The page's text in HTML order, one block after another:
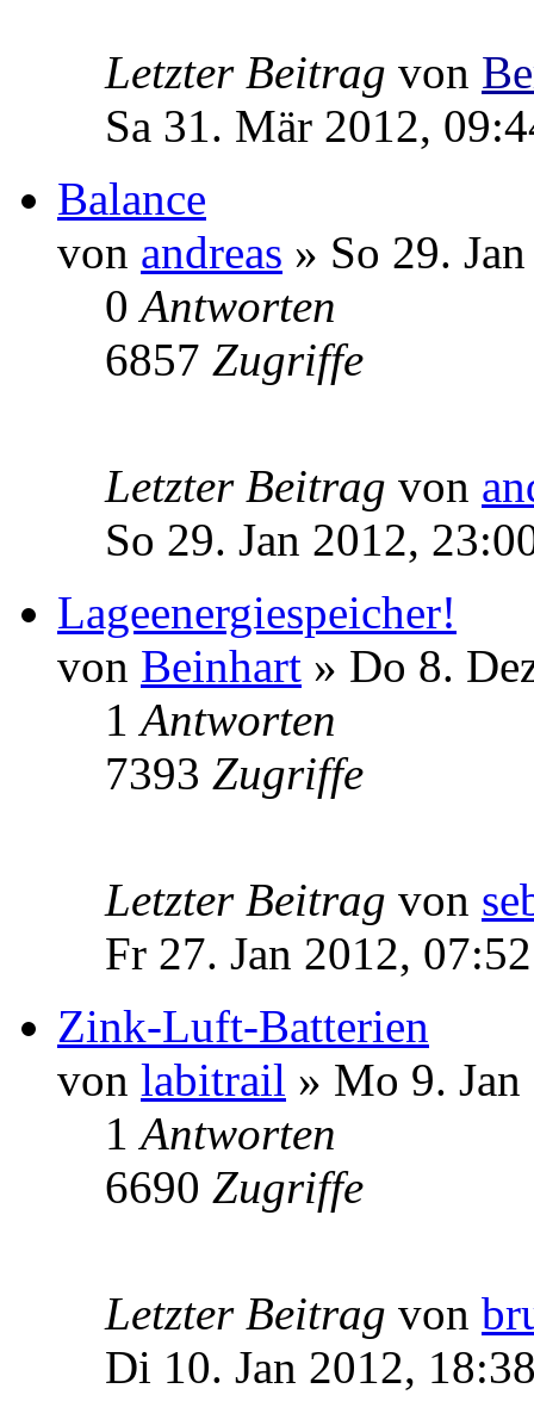
Letzter Beitrag von
Sa 31. Mär 2012,
Balance
von andreas » So 29.
0Antworten
6857 Zugriffe
Letzter Beitrag von
So 29. Jan 2012,
Lageenergiespeicher!
von Beinhart » Do 8.
1Antworten
7393 Zugriffe
Letzter Beitrag von
Fr 27. Jan 2012, 07:52
Zink-Luft-Batterien
von labitrail » Mo 9.
1Antworten
6690 Zugriffe
Letzter Beitrag von
Di 10. Jan 2012,